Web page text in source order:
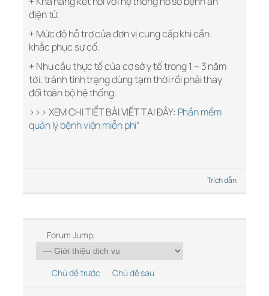
điện tử.
+ Mức độ hỗ trợ của đơn vị cung cấp khi cần
khắc phục sự cố.
+ Nhu cầu thực tế của cơ sở y tế trong 1 – 3 năm
tới, tránh tình trạng dùng tạm thời rồi phải thay
đổi toàn bộ hệ thống.
>>> XEM CHI TIẾT BÀI VIẾT TẠI ĐÂY: Phần mềm
quản lý bệnh viện miễn phí“
Trích dẫn
Forum Jump:
Chủ đề trước Chủ đề sau